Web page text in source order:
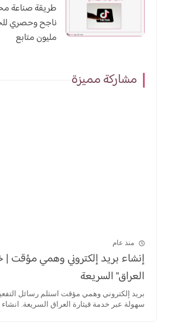
طريقة صناعة
ناجح وحصري
مليون متابع
مشاركة مميزة
منذ عام
إنشاء بريد إلكتروني وهمي مؤقت |
العراق" السريعة
سهولة عبر خدمة قيثارة العراق السريعة. انشاء